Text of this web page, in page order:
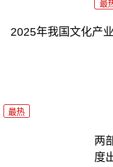
最
2025年我国文化产
最热
两
度